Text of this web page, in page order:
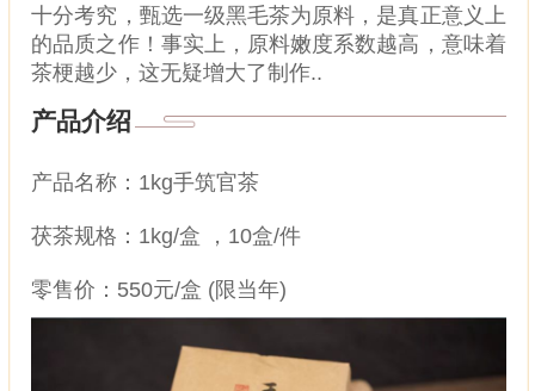
十分考究，甄选一级黑毛茶为原料，是真正意义上
的品质之作！事实上，原料嫩度系数越高，意味着
茶梗越少，这无疑增大了制作..
产品介绍
产品名称： 1kg手筑官茶
茯茶规格：1kg/盒 ，10盒/件
零售价：550元/盒 (限当年)